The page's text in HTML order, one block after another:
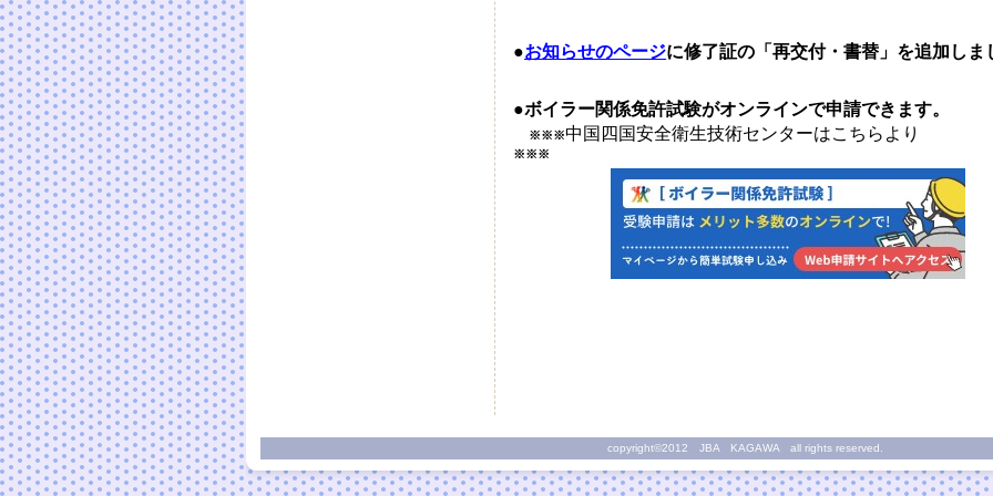
●お知らせのページに修了証の「再交付・書替」を追加しま
●ボイラー関係免許試験がオンラインで申請できます。
※※※中国四国安全衛生技術センターはこちらより
※※※
copyright©2012 JBA KAGAWA all rights reserved.